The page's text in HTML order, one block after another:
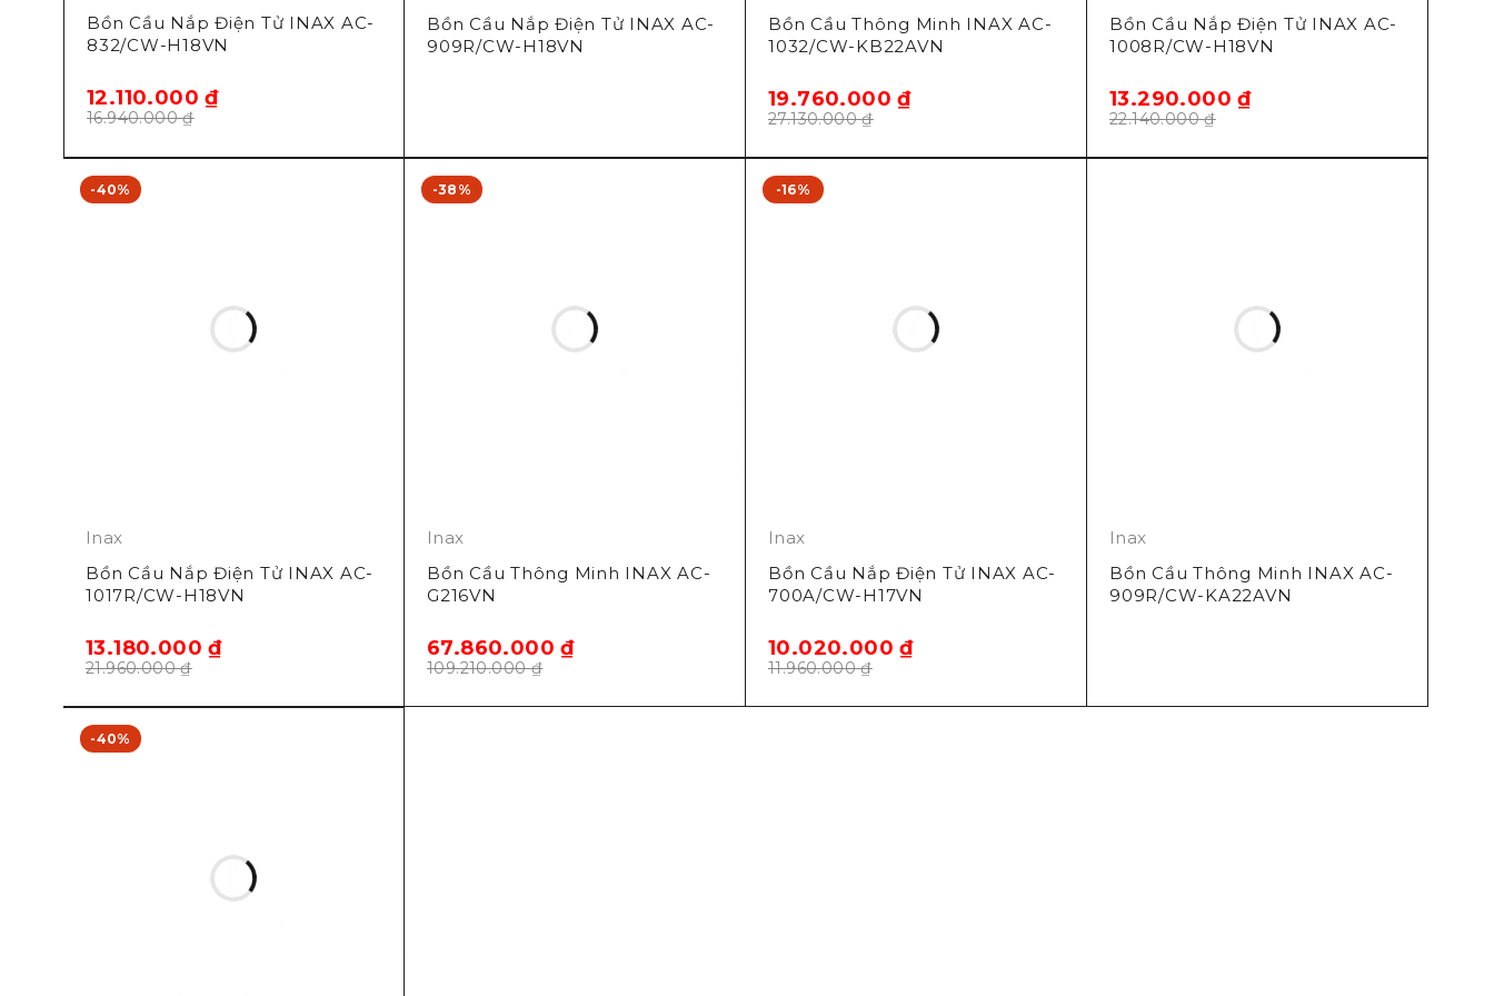
Bồn Cầu Nắp Điện Tử INAX AC-
832/CW-H18VN
16.940.000₫
12.110.000₫
Bồn Cầu Nắp Điện Tử INAX AC-
909R/CW-H18VN
Bồn Cầu Thông Minh INAX AC-
1032/CW-KB22AVN
27.130.000₫
19.760.000₫
Bồn Cầu Nắp Điện Tử INAX AC-
1008R/CW-H18VN
22.140.000₫
13.290.000₫
-40%
Inax
Bồn Cầu Nắp Điện Tử INAX AC-
1017R/CW-H18VN
21.960.000₫
13.180.000₫
-38%
Inax
Bồn Cầu Thông Minh INAX AC-
G216VN
109.210.000₫
67.860.000₫
-16%
Inax
Bồn Cầu Nắp Điện Tử INAX AC-
700A/CW-H17VN
11.960.000₫
10.020.000₫
Inax
Bồn Cầu Thông Minh INAX AC-
909R/CW-KA22AVN
-40%